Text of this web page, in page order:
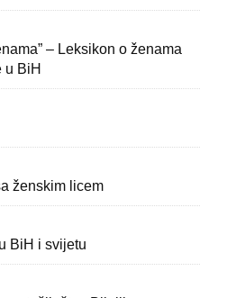
– Leksikon o ženama
u BiH
ženskim licem
BiH i svijetu